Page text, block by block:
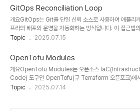
반으로 배포 구성을 ..
야 할 경우, 개별 Application 리소스를 일일이 정의하는
율적입니다. 이를 해결하는 고급 기능이 바로
다. 본 글에서는 ArgoCD ApplicationSets의 개념, 구
략, 템플릿 활용법까지 실전 중심으로 소개합니다.1. 개념
ApplicationSets는 ArgoCD에서 제공하는 확장 리소스
GitOps Reconciliation Loop
개요GitOps는 Git을 단일 신뢰 소스로 사용하여 애플리
프라의 배포와 운영을 자동화하는 방식입니다. 이 접근법
Reconciliation Loop(동기화 루프)로, 시스템이 선언
니다. 본 글에서는 GitOps의 핵심 메커니즘인
Loop에 대해 상세히 설명합니다.1. 개념 및 정의
Loop는 Git에 선언된 상태(desired state)와 클러스터
태(actual state)를 주기적으로 비교하여, 불일치가 발생
를 자동으로 조정(reconcile)하는 반복 과정입니다.이 루
Topic 2025.07.15
OpenTofu Modules
개요OpenTofu Modules는 오픈소스
Code) 도구인 OpenTofu(구 Terraform 오픈포크)에
성을 모듈화하여 재사용성과 유지보수성을 극대화하는 전
Topic 2025.07.14